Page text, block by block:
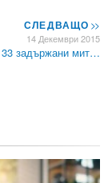
СЛЕДВАЩО>>
14 Декември 2015
задържани мит…